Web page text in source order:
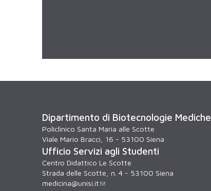
Dipartimento di Biotecnologie Mediche
Policlinico Santa Maria alle Scotte
Viale Mario Bracci, 16 - 53100 Siena
Ufficio Servizi agli Studenti
Centro Didattico Le Scotte
Strada delle Scotte, n. 4 - 53100 Siena
medicina@unisi.it